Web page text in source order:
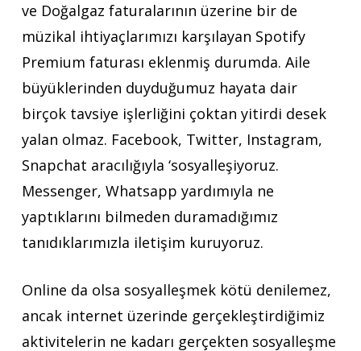
ve Doğalgaz faturalarının üzerine bir de
müzikal ihtiyaçlarımızı karşılayan Spotify
Premium faturası eklenmiş durumda. Aile
büyüklerinden duyduğumuz hayata dair
birçok tavsiye işlerliğini çoktan yitirdi desek
yalan olmaz. Facebook, Twitter, Instagram,
Snapchat aracılığıyla ‘sosyalleşiyoruz.
Messenger, Whatsapp yardımıyla ne
yaptıklarını bilmeden duramadığımız
tanıdıklarımızla iletişim kuruyoruz.
Online da olsa sosyalleşmek kötü denilemez,
ancak internet üzerinde gerçekleştirdiğimiz
aktivitelerin ne kadarı gerçekten sosyalleşme